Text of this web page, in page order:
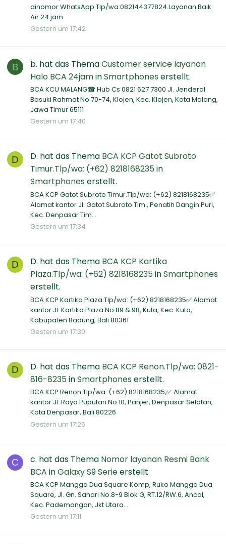
dinomor WhatsApp Tlp/wa:082144377824.Layanan Baik
Air 24 jam
Gestern um 17:42
B b. hat das ThemaCustomer service layanan
Halo BCA 24jaminSmartphones erstellt.
BCA KCU MALANG☎ Hub Cs 0821 627 7300 Jl. Jenderal
Basuki Rahmat No.70-74, Klojen, Kec. Klojen, Kota Malang,
Jawa Timur 65111
Gestern um 17:40
D D. hat das Thema BCA KCP Gatot Subroto
Timur.Tlp/wa: (+62) 8218168235in
Smartphones erstellt.
BCA KCP Gatot Subroto Timur.Tlp/wa: (+62) 8218168235✅
Alamat kantor Jl. Gatot Subroto Tim., Penatih Dangin Puri,
Kec. Denpasar Tim...
Gestern um 17:34
D D. hat das Thema BCA KCP Kartika
Plaza.Tlp/wa: (+62) 8218168235inSmartphones
erstellt.
BCA KCP Kartika Plaza.Tlp/wa: (+62) 8218168235✅ Alamat
kantor Jl. Kartika Plaza No.89 & 98, Kuta, Kec. Kuta,
Kabupaten Badung, Bali 80361
Gestern um 17:30
D D. hat das Thema BCA KCP Renon.Tlp/wa: 0821-
816-8235inSmartphones erstellt.
BCA KCP Renon.Tlp/wa: (+62) 8218168235,✅ Alamat
kantor Jl. Raya Puputan No.10, Panjer, Denpasar Selatan,
Kota Denpasar, Bali 80226
Gestern um 17:26
C c. hat das Thema Nomor layanan Resmi Bank
BCA inGalaxy S9 Serieerstellt.
BCA KCP Mangga Dua Square Komp, Ruko Mangga Dua
Square, Jl. Gn. Sahari No.8-9 Blok G, RT.12/RW.6, Ancol,
Kec. Pademangan, Jkt Utara...
Gestern um 17:11